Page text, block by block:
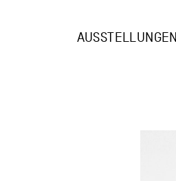
AUSSTELLUNGEN